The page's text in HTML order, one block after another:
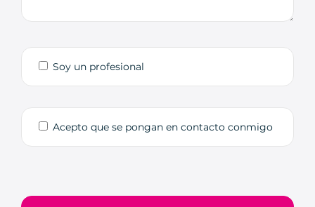
Soy un profesional
Acepto que se pongan en contacto conmigo